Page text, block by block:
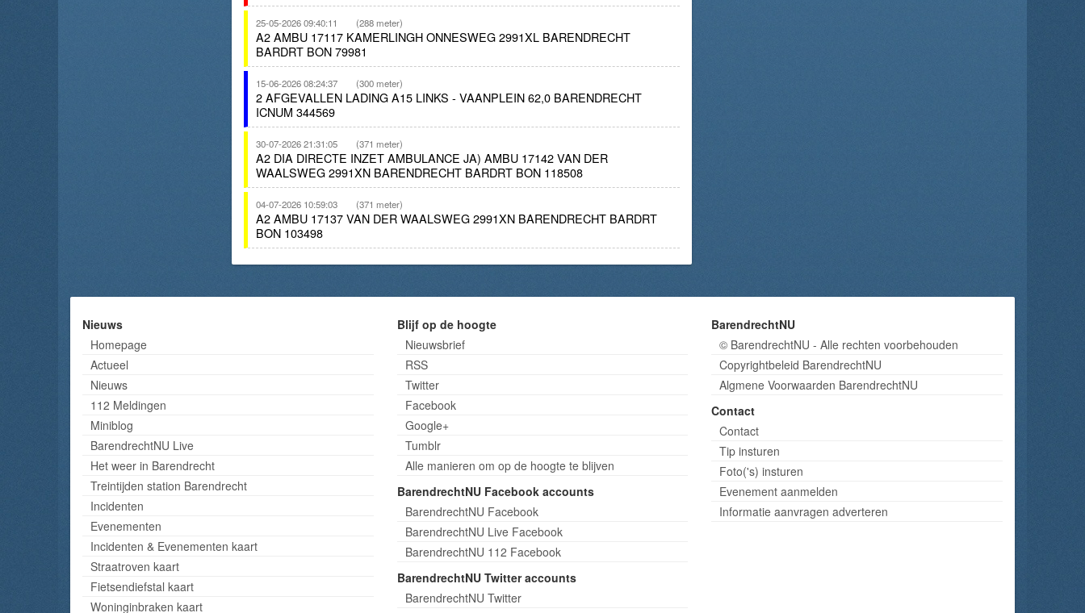
25-05-2026 09:40:11 (288 meter)
A2 AMBU 17117 KAMERLINGH ONNESWEG 2991XL BARENDRECHT
BARDRT BON 79981
15-06-2026 08:24:37 (300 meter)
2 AFGEVALLEN LADING A15 LINKS - VAANPLEIN 62,0 BARENDRECHT
ICNUM 344569
30-07-2026 21:31:05 (371 meter)
A2 DIA DIRECTE INZET AMBULANCE JA) AMBU 17142 VAN DER
WAALSWEG 2991XN BARENDRECHT BARDRT BON 118508
04-07-2026 10:59:03 (371 meter)
A2 AMBU 17137 VAN DER WAALSWEG 2991XN BARENDRECHT BARDRT
BON 103498
Nieuws
Homepage
Actueel
Nieuws
112 Meldingen
Miniblog
BarendrechtNU Live
Het weer in Barendrecht
Treintijden station Barendrecht
Incidenten
Evenementen
Incidenten & Evenementen kaart
Straatroven kaart
Fietsendiefstal kaart
Woninginbraken kaart
Blijf op de hoogte
Nieuwsbrief
RSS
Twitter
Facebook
Google+
Tumblr
Alle manieren om op de hoogte te blijven
BarendrechtNU Facebook accounts
BarendrechtNU Facebook
BarendrechtNU Live Facebook
BarendrechtNU 112 Facebook
BarendrechtNU Twitter accounts
BarendrechtNU Twitter
BarendrechtNU
© BarendrechtNU - Alle rechten voorbehouden
Copyrightbeleid BarendrechtNU
Algmene Voorwaarden BarendrechtNU
Contact
Contact
Tip insturen
Foto('s) insturen
Evenement aanmelden
Informatie aanvragen adverteren